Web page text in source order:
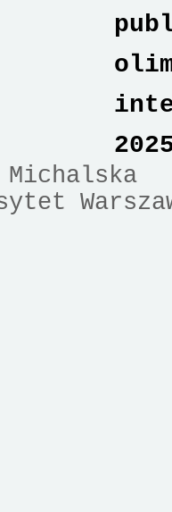
Michalska